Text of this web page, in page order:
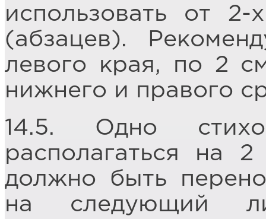
использовать от
(абзацев).
левого края, по 2
нижнего и правого
14.5. Одно
располагаться на
должно быть
на следующий